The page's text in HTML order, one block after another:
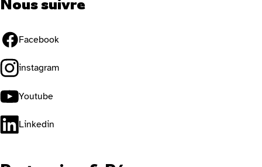
Facebook
instagram
Youtube
Linkedin